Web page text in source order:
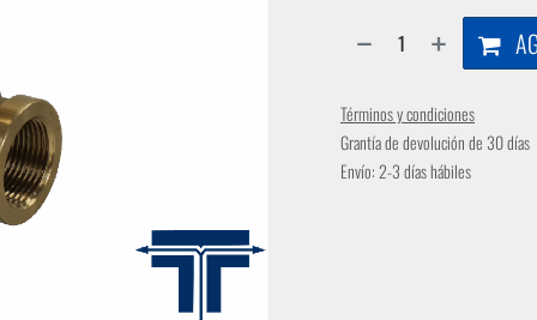
Términos y condiciones
Grantía de devolución de 30 días
Envío: 2-3 días hábiles